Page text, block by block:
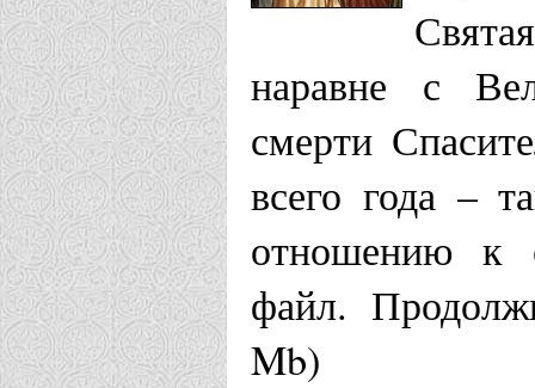
наравне с
смерти
всего года –
отношению к
файл.
Mb)